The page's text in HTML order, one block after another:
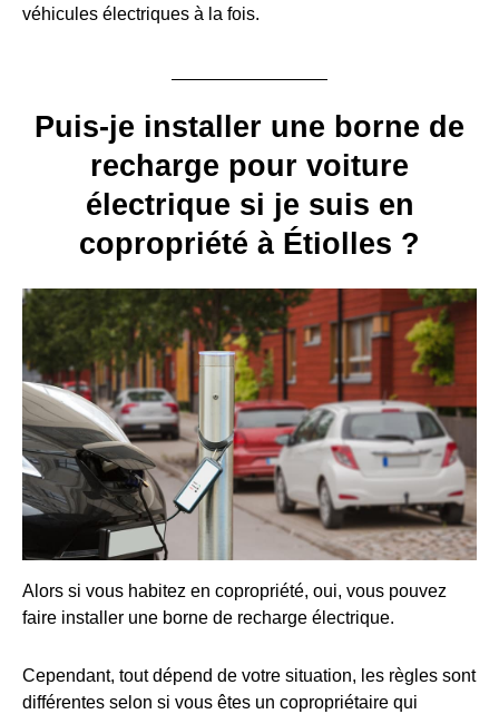
véhicules électriques à la fois.
Puis-je installer une borne de
recharge pour voiture
électrique si je suis en
copropriété à Étiolles ?
Alors si vous habitez en copropriété, oui, vous pouvez
faire installer une borne de recharge électrique.
Cependant, tout dépend de votre situation, les règles sont
différentes selon si vous êtes un copropriétaire qui